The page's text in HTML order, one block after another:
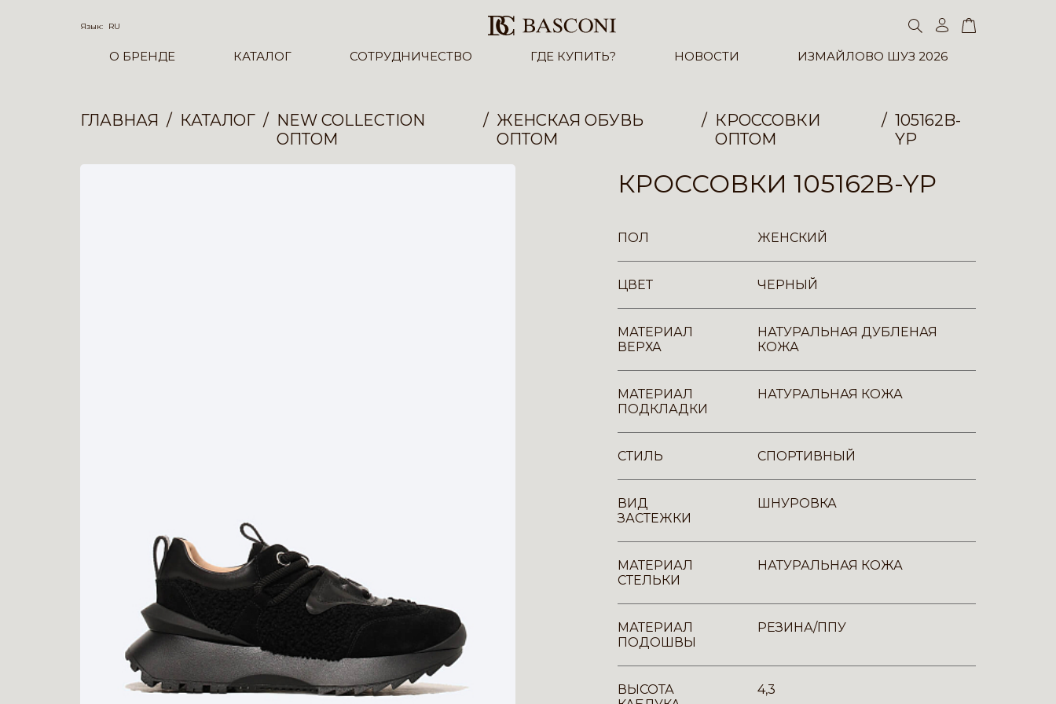
Язык: RU
О БРЕНДЕ КАТАЛОГ СОТРУДНИЧЕСТВО ГДЕ КУПИТЬ? НОВОСТИ ИЗМАЙЛОВО ШУЗ 2026
ГЛАВНАЯ КАТАЛОГ
NEW COLLECTION
ОПТОМ
ЖЕНСКАЯ ОБУВЬ
ОПТОМ
КРОССОВКИ
ОПТОМ
105162B-
YP
КРОССОВКИ 105162B-YP
ПОЛ ЖЕНСКИЙ
ЦВЕТ ЧЕРНЫЙ
МАТЕРИАЛ
ВЕРХА
НАТУРАЛЬНАЯ ДУБЛЕНАЯ
КОЖА
МАТЕРИАЛ
ПОДКЛАДКИ
НАТУРАЛЬНАЯ КОЖА
СТИЛЬ СПОРТИВНЫЙ
ВИД
ЗАСТЕЖКИ
ШНУРОВКА
МАТЕРИАЛ
СТЕЛЬКИ
НАТУРАЛЬНАЯ КОЖА
МАТЕРИАЛ
ПОДОШВЫ
РЕЗИНА/ППУ
ВЫСОТА
4,3